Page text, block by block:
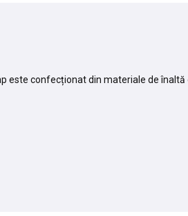
confecționat din materiale de